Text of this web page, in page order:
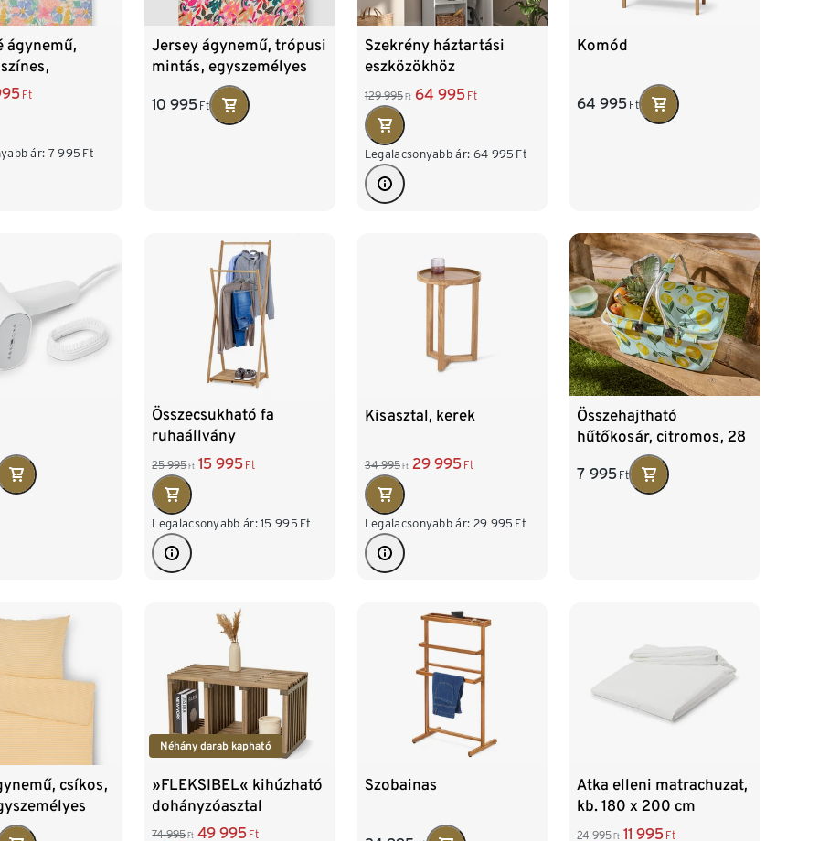
ágynemű,
Ft
ár: 7 995 Ft
Jersey ágynemű, trópusi
mintás, egyszemélyes
10 995 Ft
Szekrény háztartási
eszközökhöz
129 995 Ft 64 995 Ft
Legalacsonyabb ár: 64 995 Ft
Komód
64 995 Ft
Összecsukható fa
ruhaállvány
25 995 Ft 15 995 Ft
Legalacsonyabb ár: 15 995 Ft
Kisasztal, kerek
34 995 Ft 29 995 Ft
Legalacsonyabb ár: 29 995 Ft
Összehajtható
hűtőkosár, citromos, 28
7 995 Ft
csíkos,
Néhány darab kapható
»FLEKSIBEL« kihúzható
dohányzóasztal
74 995 Ft 49 995 Ft
Szobainas
Atka elleni matrachuzat,
kb. 180 x 200 cm
24 995 Ft 11 995 Ft